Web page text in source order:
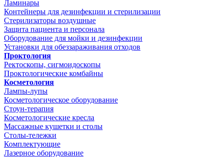
Ламинары
Контейнеры для дезинфекции и стерилизации
Стерилизаторы воздушные
Защита пациента и персонала
Оборудование для мойки и дезинфекции
Установки для обеззараживания отходов
Проктология
Ректоскопы, сигмоидоскопы
Проктологические комбайны
Косметология
Лампы-лупы
Косметологическое оборудование
Стоун-терапия
Косметологические кресла
Массажные кушетки и столы
Столы-тележки
Комплектующие
Лазерное оборудование